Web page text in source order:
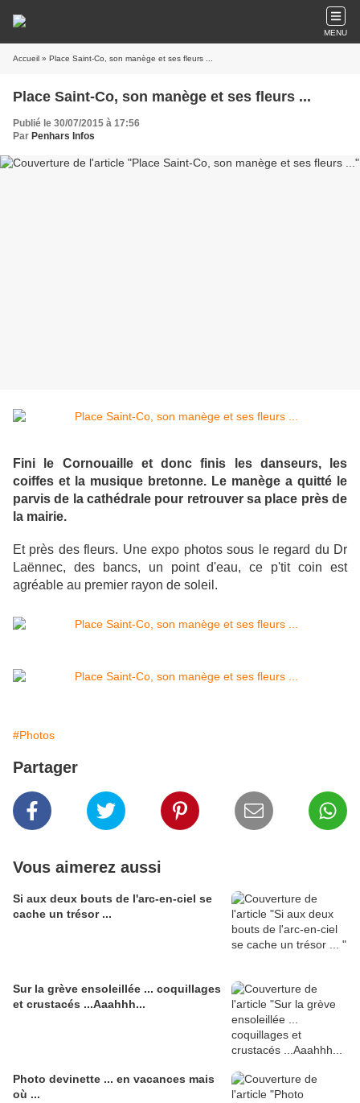
MENU
Accueil » Place Saint-Co, son manège et ses fleurs ...
Place Saint-Co, son manège et ses fleurs ...
Publié le 30/07/2015 à 17:56
Par Penhars Infos
Fini le Cornouaille et donc finis les danseurs, les
coiffes et la musique bretonne. Le manège a quitté le
parvis de la cathédrale pour retrouver sa place près de
la mairie.
Et près des fleurs. Une expo photos sous le regard du Dr
Laënnec, des bancs, un point d'eau, ce p'tit coin est
agréable au premier rayon de soleil.
#Photos
Partager
Vous aimerez aussi
Si aux deux bouts de l'arc-en-ciel se
cache un trésor ...
Sur la grève ensoleillée ... coquillages
et crustacés ...Aaahhh...
Photo devinette ... en vacances mais
où ...